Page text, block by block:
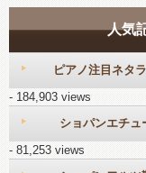
人気
ピアノ注目ネタ
- 184,903 views
ショパンエチュ
- 81,253 views